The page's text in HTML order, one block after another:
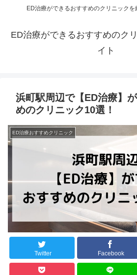
ED治療ができるおすすめのクリニックを
ED治療ができるおすすめのク
イト
浜町駅周辺で【ED治療】
めのクリニック10選！
ED治療おすすめクリニック
Twitter Facebook